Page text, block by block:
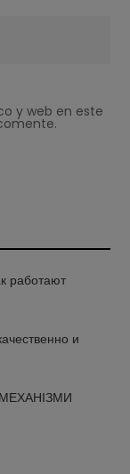
y web en este
работают
и